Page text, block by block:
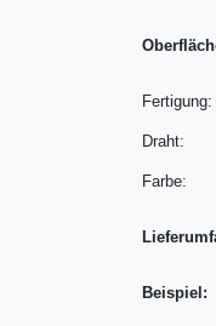
Fertigung:
Draht:
Farbe:
Beispiel: